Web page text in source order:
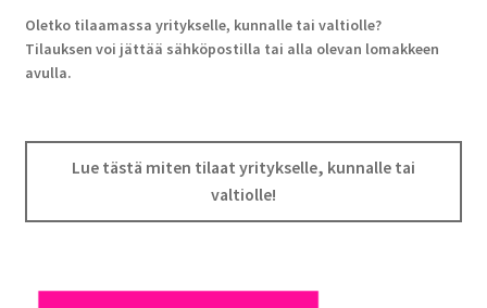
Oletko tilaamassa yritykselle, kunnalle tai valtiolle?
Tilauksen voi jättää sähköpostilla tai alla olevan lomakkeen
avulla.
Lue tästä miten tilaat yritykselle, kunnalle tai
valtiolle!